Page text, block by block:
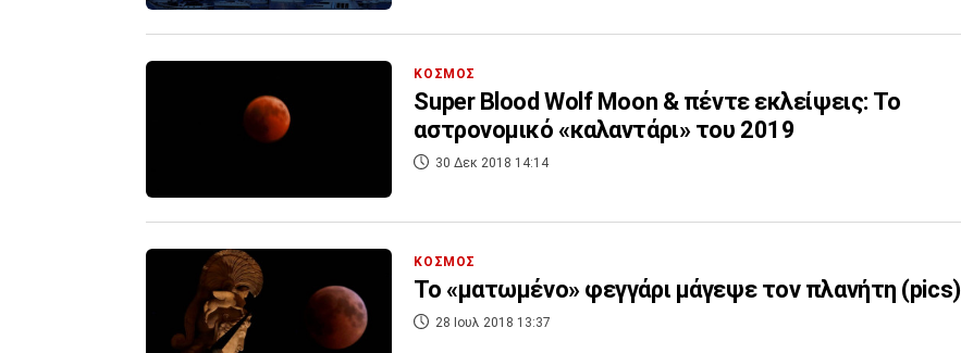
ΚΟΣΜΟΣ
Super Blood Wolf Moon & πέντε εκλείψεις: Το
αστρονομικό «καλαντάρι» του 2019
30 Δεκ 2018 14:14
ΚΟΣΜΟΣ
Το «ματωμένο» φεγγάρι μάγεψε τον πλανήτη (pics)
28 Ιουλ 2018 13:37